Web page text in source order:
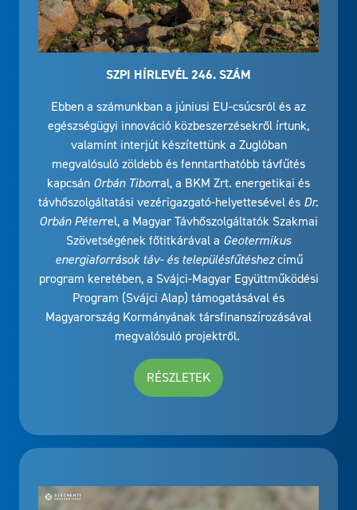
SZPI HÍRLEVÉL 246. SZÁM
Ebben a számunkban a júniusi EU-csúcsról és az
egészségügyi innováció közbeszerzésekről írtunk,
valamint interjút készítettünk a Zuglóban
megvalósuló zöldebb és fenntarthatóbb távfűtés
kapcsán Orbán Tiborral, a BKM Zrt. energetikai és
távhőszolgáltatási vezérigazgató-helyettesével és Dr.
Orbán Péterrel, a Magyar Távhőszolgáltatók Szakmai
Szövetségének főtitkárával a Geotermikus
energiaforrások táv- és településfűtéshezcímű
program keretében, a Svájci-Magyar Együttműködési
Program (Svájci Alap) támogatásával és
Magyarország Kormányának társfinanszírozásával
megvalósuló projektről.
RÉSZLETEK